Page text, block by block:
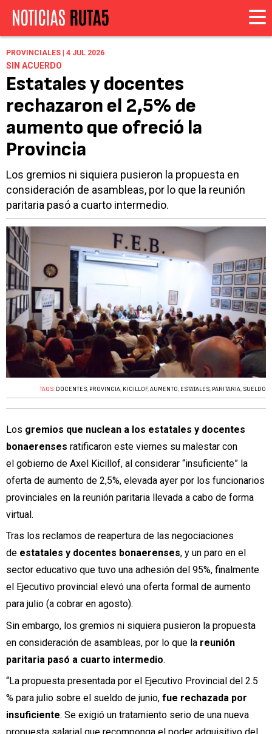
PROVINCIALES | 4 JUL 2026
SIN ACUERDO
Estatales y docentes
rechazaron el 2,5% de
aumento que ofreció la
Provincia
Los gremios ni siquiera pusieron la propuesta en
consideración de asambleas, por lo que la reunión
paritaria pasó a cuarto intermedio.
TAGS: DOCENTES, PROVINCIA, KICILLOF,AUMENTO, ESTATALES, PARITARIA, SUELDO
Los gremios que nuclean a los estatales y docentes
bonaerenses ratificaron este viernes su malestar con
el gobierno de Axel Kicillof, al considerar “insuficiente” la
oferta de aumento de 2,5%, elevada ayer por los funcionarios
provinciales en la reunión paritaria llevada a cabo de forma
virtual.
Tras los reclamos de reapertura de las negociaciones
de estatales y docentes bonaerenses, y un paro en el
sector educativo que tuvo una adhesión del 95%, finalmente
el Ejecutivo provincial elevó una oferta formal de aumento
para julio (a cobrar en agosto).
Sin embargo, los gremios ni siquiera pusieron la propuesta
en consideración de asambleas, por lo que la reunión
paritaria pasó a cuarto intermedio.
“La propuesta presentada por el Ejecutivo Provincial del 2.5
% para julio sobre el sueldo de junio, fue rechazada por
insuficiente. Se exigió un tratamiento serio de una nueva